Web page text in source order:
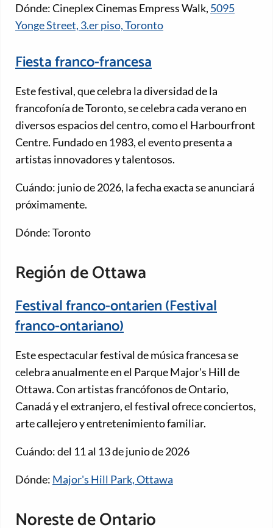
Dónde: Cineplex Cinemas Empress Walk, 5095
Yonge Street, 3.er piso, Toronto
Fiesta franco-francesa
Este festival, que celebra la diversidad de la
francofonía de Toronto, se celebra cada verano en
diversos espacios del centro, como el Harbourfront
Centre. Fundado en 1983, el evento presenta a
artistas innovadores y talentosos.
Cuándo: junio de 2026, la fecha exacta se anunciará
próximamente.
Dónde: Toronto
Región de Ottawa
Festival franco-ontarien (Festival
franco-ontariano)
Este espectacular festival de música francesa se
celebra anualmente en el Parque Major's Hill de
Ottawa. Con artistas francófonos de Ontario,
Canadá y el extranjero, el festival ofrece conciertos,
arte callejero y entretenimiento familiar.
Cuándo: del 11 al 13 de junio de 2026
Dónde: Major's Hill Park, Ottawa
Noreste de Ontario